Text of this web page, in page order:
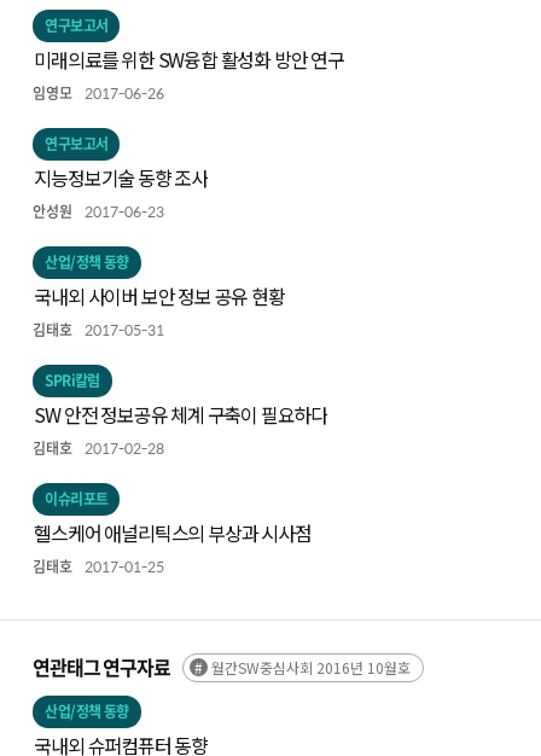
연구보고서
미래의료를 위한 SW융합 활성화 방안 연구
임영모 2017-06-26
연구보고서
지능정보기술 동향 조사
안성원 2017-06-23
산업/정책 동향
국내외 사이버 보안 정보 공유 현황
김태호 2017-05-31
SPRi칼럼
SW 안전 정보공유 체계 구축이 필요하다
김태호 2017-02-28
이슈리포트
헬스케어 애널리틱스의 부상과 시사점
김태호 2017-01-25
연관태그 연구자료 월간SW중심사회 2016년 10월호
산업/정책 동향
국내외 슈퍼컴퓨터 동향